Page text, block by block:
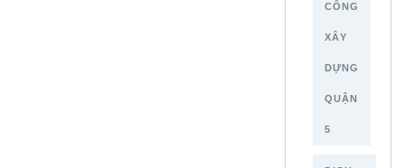
CÔNG
XÂY
DỰNG
QUẬN
5